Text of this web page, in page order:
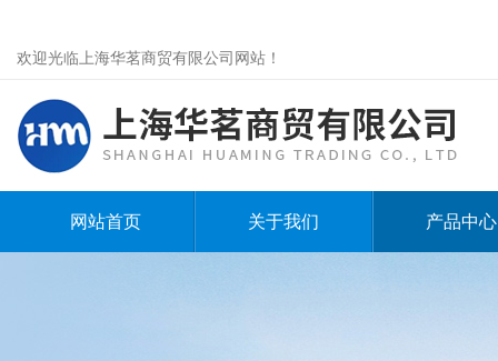
欢迎光临上海华茗商贸有限公司网站！
网站首页 关于我们 产品中心